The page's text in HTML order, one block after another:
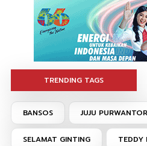
TRENDING TAGS
BANSOS JUJU
SELAMAT GINTING TEDDY